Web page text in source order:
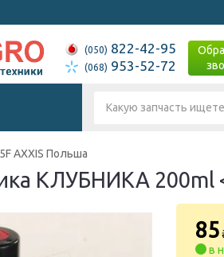
(050) 822-42-95
(068) 953-52-72
AXXIS Польша
КЛУБНИКА 200ml
85
в